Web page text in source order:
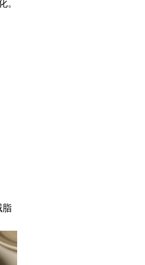
。
脂